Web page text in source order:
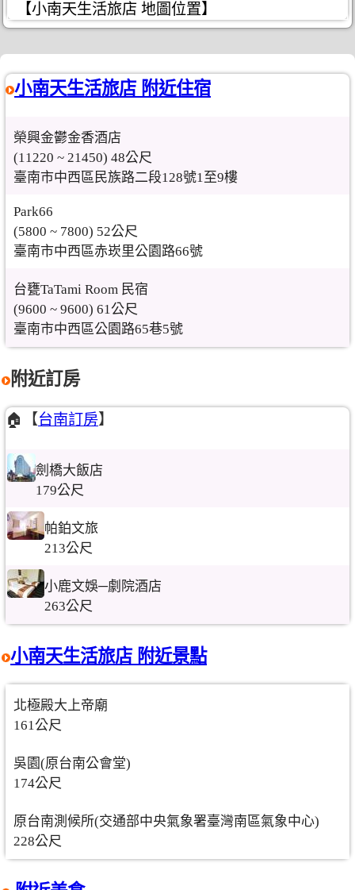
【小南天生活旅店 地圖位置】
小南天生活旅店 附近住宿
榮興金鬱金香酒店
(11220 ~ 21450) 48公尺
臺南市中西區民族路二段128號1至9樓
Park66
(5800 ~ 7800) 52公尺
臺南市中西區赤崁里公園路66號
台甕TaTami Room 民宿
(9600 ~ 9600) 61公尺
臺南市中西區公園路65巷5號
附近訂房
🏠【台南訂房】
劍橋大飯店
179公尺
帕鉑文旅
213公尺
小鹿文娛─劇院酒店
263公尺
小南天生活旅店 附近景點
北極殿大上帝廟
161公尺
吳園(原台南公會堂)
174公尺
原台南測候所(交通部中央氣象署臺灣南區氣象中心)
228公尺